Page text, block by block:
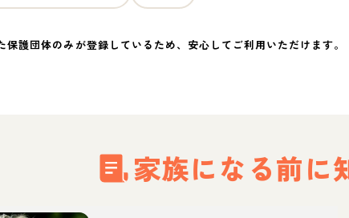
保護団体のみが登録しているため、安心してご利用いただけます
家族になる前に